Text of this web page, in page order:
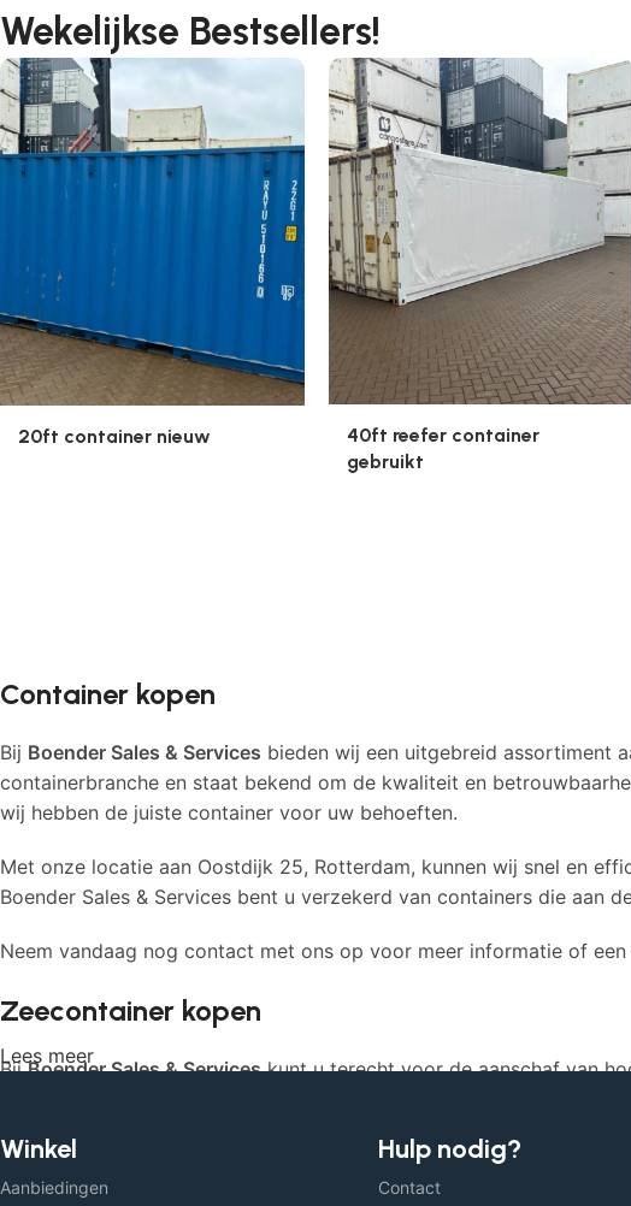
Wekelijkse Bestsellers!
20ft container nieuw
40ft reefer container
gebruikt
Container kopen
Bij Boender Sales & Services bieden wij een uitgebreid assortiment
containerbranche en staat bekend om de kwaliteit en
wij hebben de juiste container voor uw behoeften.
Met onze locatie aan Oostdijk 25, Rotterdam, kunnen wij snel en
Boender Sales & Services bent u verzekerd van containers die aan
Neem vandaag nog contact met ons op voor meer informatie of
Zeecontainer kopen
BijBoender Sales & Serviceskunt u terecht voor de aanschaf van
Onze zeecontainers zijn duurzaam, weersbestendig en geschikt
efficiënt leveren, zowel binnen Nederland als daarbuiten.
Lees meer
Winkel
Aanbiedingen
Hulp nodig?
Contact